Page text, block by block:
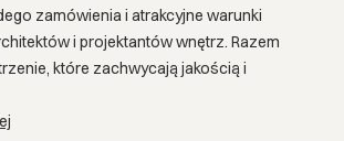
zamówienia i atrakcyjne warunki
i projektantów wnętrz. Razem
które zachwycają jakością i